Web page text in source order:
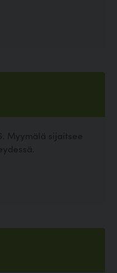
Myymälä sijaitsee